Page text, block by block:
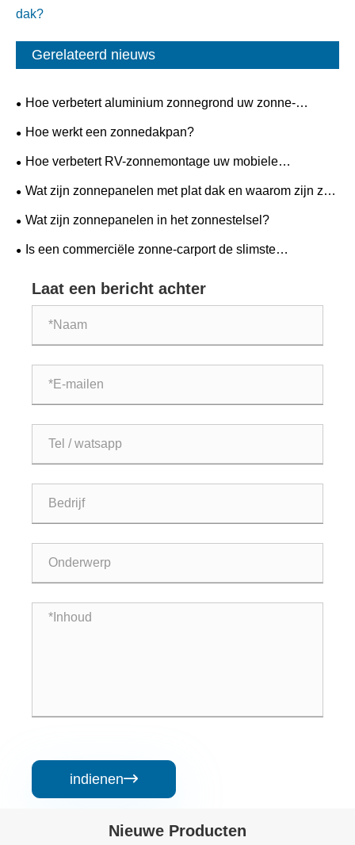
dak?
Gerelateerd nieuws
Hoe verbetert aluminium zonnegrond uw zonne-
installatie?
Hoe werkt een zonnedakpan?
Hoe verbetert RV-zonnemontage uw mobiele
stroomopstelling?
Wat zijn zonnepanelen met plat dak en waarom zijn ze
ideaal voor moderne gebouwen?
Wat zijn zonnepanelen in het zonnestelsel?
Is een commerciële zonne-carport de slimste
Laat een bericht achter
indienen
Nieuwe Producten